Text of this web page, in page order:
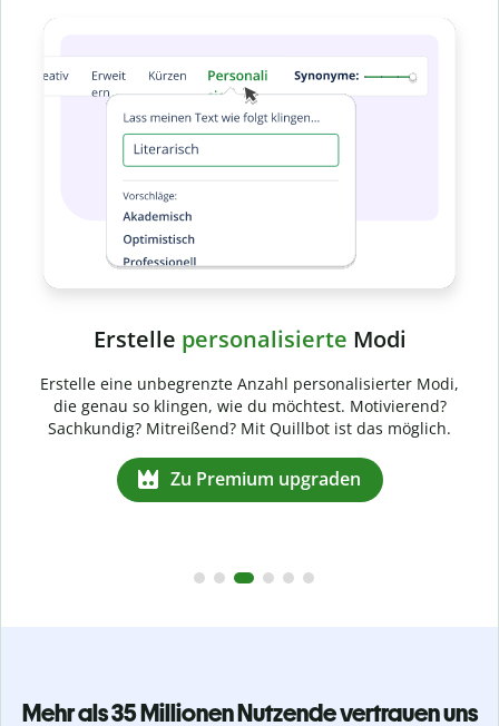
Slide 4 of 6
Modi,
Motivierend?
ist das möglich.
Stelle mit der Plagiatsprüfung sicher, dass
% original ist. Analysiere deine Arbeit in
und finde fehlende Quellenangaben in
Mehr als 35 Millionen Nutzende vertrauen uns